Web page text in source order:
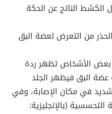
الكشط الناتج عن الحكة
من التعرض لعضة البق
الأشخاص تظهر ردة
البق فيظهر الجلد
في مكان الإصابة، وفي
التحسسية (بالإنجليزية: